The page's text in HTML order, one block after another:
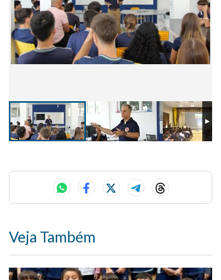
Veja Também